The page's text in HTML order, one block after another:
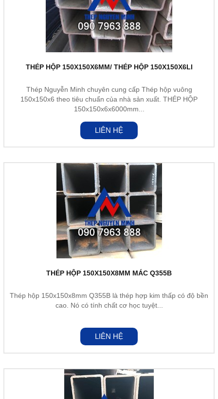
THÉP HỘP 150X150X6MM/ THÉP HỘP 150X150X6LI
Thép Nguyễn Minh chuyên cung cấp Thép hộp vuông
150x150x6 theo tiêu chuẩn của nhà sản xuất. THÉP HỘP
150x150x6x6000mm...
LIÊN HỆ
THÉP HỘP 150X150X8MM MÁC Q355B
Thép hộp 150x150x8mm Q355B là thép hợp kim thấp có độ bền
cao. Nó có tính chất cơ học tuyệt...
LIÊN HỆ